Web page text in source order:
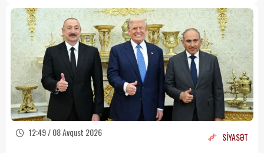
12:49 / 08 Avqust 2026 SİYASƏT